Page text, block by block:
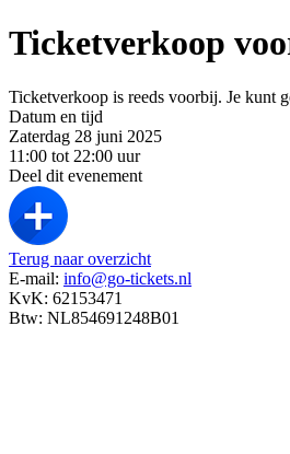
Ticketverkoop
Ticketverkoop is reeds voorbij. Je kunt
Datum en tijd
Zaterdag 28 juni 2025
11:00 tot 22:00 uur
Deel dit evenement
Terug naar overzicht
E-mail: info@go-tickets.nl
KvK: 62153471
Btw: NL854691248B01